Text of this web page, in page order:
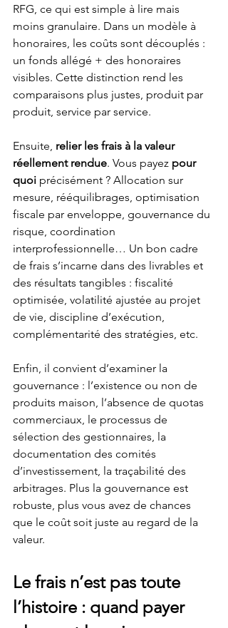
RFG, ce qui est simple à lire mais
moins granulaire. Dans un modèle à
honoraires, les coûts sont découplés :
un fonds allégé + des honoraires
visibles. Cette distinction rend les
comparaisons plus justes, produit par
produit, service par service.
Ensuite, relier les frais à la valeur
réellement rendue. Vous payez pour
quoi précisément ? Allocation sur
mesure, rééquilibrages, optimisation
fiscale par enveloppe, gouvernance du
risque, coordination
interprofessionnelle… Un bon cadre
de frais s’incarne dans des livrables et
des résultats tangibles : fiscalité
optimisée, volatilité ajustée au projet
de vie, discipline d’exécution,
complémentarité des stratégies, etc.
Enfin, il convient d’examiner la
gouvernance : l’existence ou non de
produits maison, l’absence de quotas
commerciaux, le processus de
sélection des gestionnaires, la
documentation des comités
d’investissement, la traçabilité des
arbitrages. Plus la gouvernance est
robuste, plus vous avez de chances
que le coût soit juste au regard de la
valeur.
Le frais n’est pas toute
l’histoire : quand payer